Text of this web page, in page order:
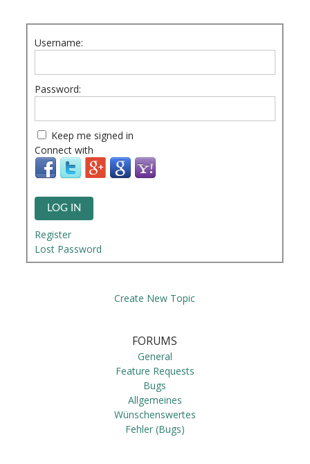
Username:
Password:
Keep me signed in
Connect with
LOG IN
Register
Lost Password
Create New Topic
FORUMS
General
Feature Requests
Bugs
Allgemeines
Wünschenswertes
Fehler (Bugs)